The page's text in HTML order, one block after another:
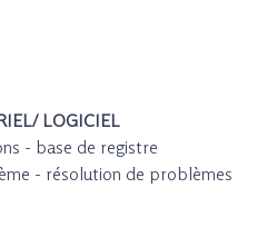
LOGICIEL
- base de registre
- résolution de problèmes